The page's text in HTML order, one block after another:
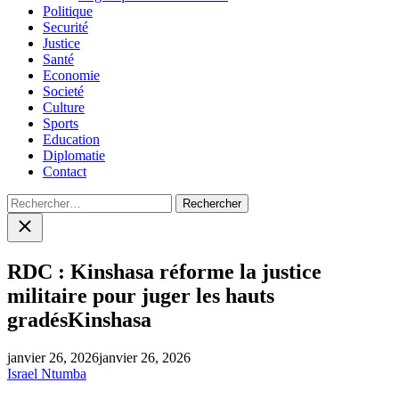
Politique
Securité
Justice
Santé
Economie
Societé
Culture
Sports
Education
Diplomatie
Contact
Rechercher :
Close
search
RDC : Kinshasa réforme la justice
militaire pour juger les hauts
gradésKinshasa
janvier 26, 2026janvier 26, 2026
Israel Ntumba